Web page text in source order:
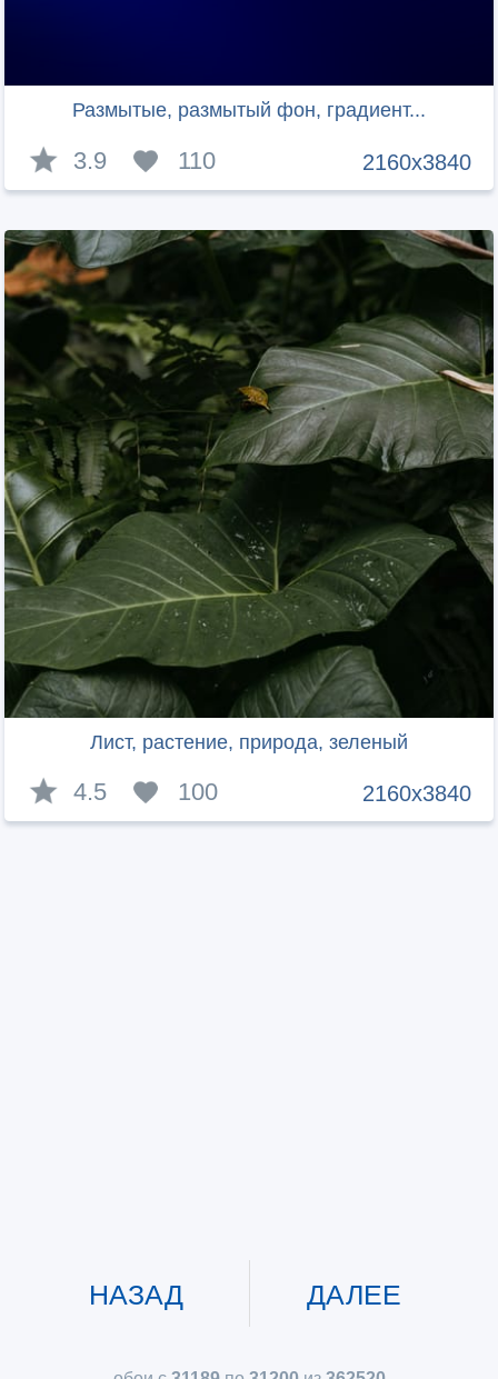
Размытые, размытый фон, градиент...
2160x3840
3.9 110
Лист, растение, природа, зеленый
2160x3840
4.5 100
НАЗАД ДАЛЕЕ